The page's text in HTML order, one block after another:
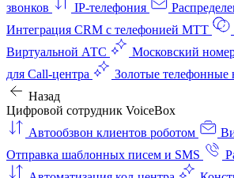
звонков
IP-телефония
Интеграция CRM с телефонией МТТ
Виртуальной АТС
Московский
для Call-центра
Золотые телефонные
Назад
Цифровой сотрудник VoiceBox
Автообзвон клиентов роботом
Отправка шаблонных писем и SMS